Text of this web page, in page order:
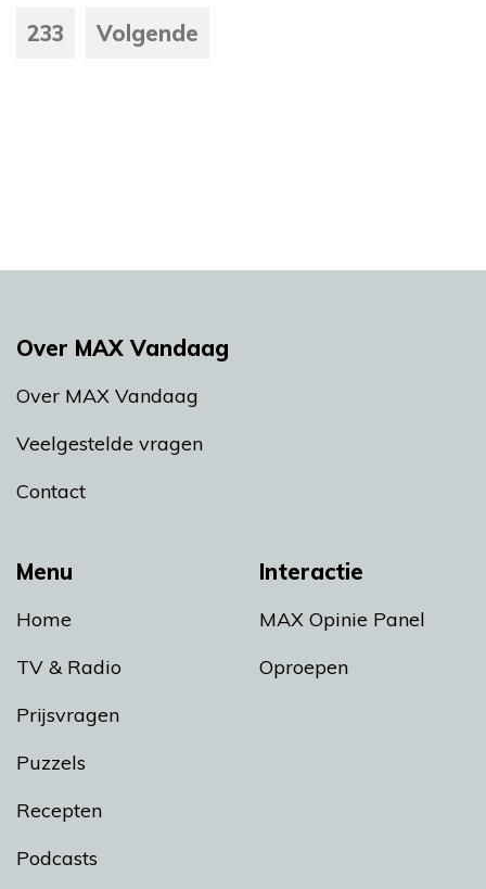
233 Volgende
Menu
Home
TV & Radio
Prijsvragen
Puzzels
Recepten
Podcasts
Interactie
MAX Opinie Panel
Oproepen
Over MAX Vandaag
Over MAX Vandaag
Veelgestelde vragen
Contact